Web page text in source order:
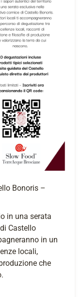
Bonoris –
in una serata
Castello
in un
locali,
che